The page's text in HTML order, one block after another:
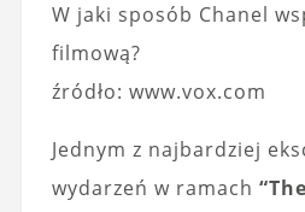
W jaki sposób Chanel
filmową?
źródło: www.vox.com
Jednym z najbardziej
wydarzeń w ramach